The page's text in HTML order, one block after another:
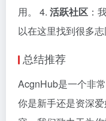
用。 4. 活跃社区 ：
以在这里找到很多志
总结推荐
AcgnHub是一个非
你是新手还是资深